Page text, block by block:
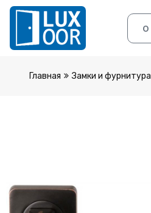
0
Главная Замки и фурнитура